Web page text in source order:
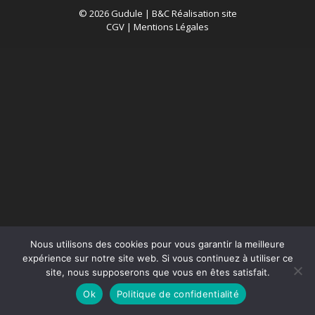
© 2026 Gudule | B&C Réalisation site
CGV | Mentions Légales
Nous utilisons des cookies pour vous garantir la meilleure
expérience sur notre site web. Si vous continuez à utiliser ce
site, nous supposerons que vous en êtes satisfait.
Ok
Politique de confidentialité